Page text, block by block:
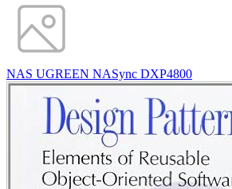
NAS UGREEN NASync DXP4800